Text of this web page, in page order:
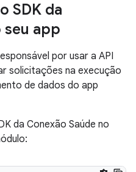
SDK da
seu app
por usar a API
solicitações na execução
de dados do app
da Conexão Saúde no